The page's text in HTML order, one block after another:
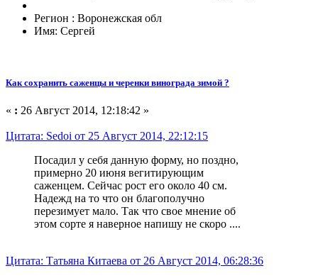
Регион : Воронежская обл
Имя: Сергей
Как сохранить саженцы и черенки винограда зимой ?
« : 26 Август 2014, 12:18:42 »
Цитата: Sedoi от 25 Август 2014, 22:12:15
Посадил у себя данную форму, но поздно,
примерно 20 июня вегитирующим
саженцем. Сейчас рост его около 40 см.
Надежд на то что он благополучно
перезимует мало. Так что свое мнение об
этом сорте я наверное напишу не скоро ....
Цитата: Татьяна Китаева от 26 Август 2014, 06:28:36